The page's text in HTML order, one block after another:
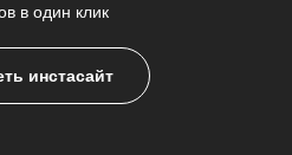
в один клик
инстасайт